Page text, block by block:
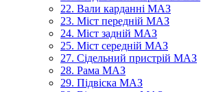
22. Вали карданні МАЗ
23. Міст передній МАЗ
24. Міст задній МАЗ
25. Міст середній МАЗ
27. Сідельний пристрій МАЗ
28. Рама МАЗ
29. Підвіска МАЗ